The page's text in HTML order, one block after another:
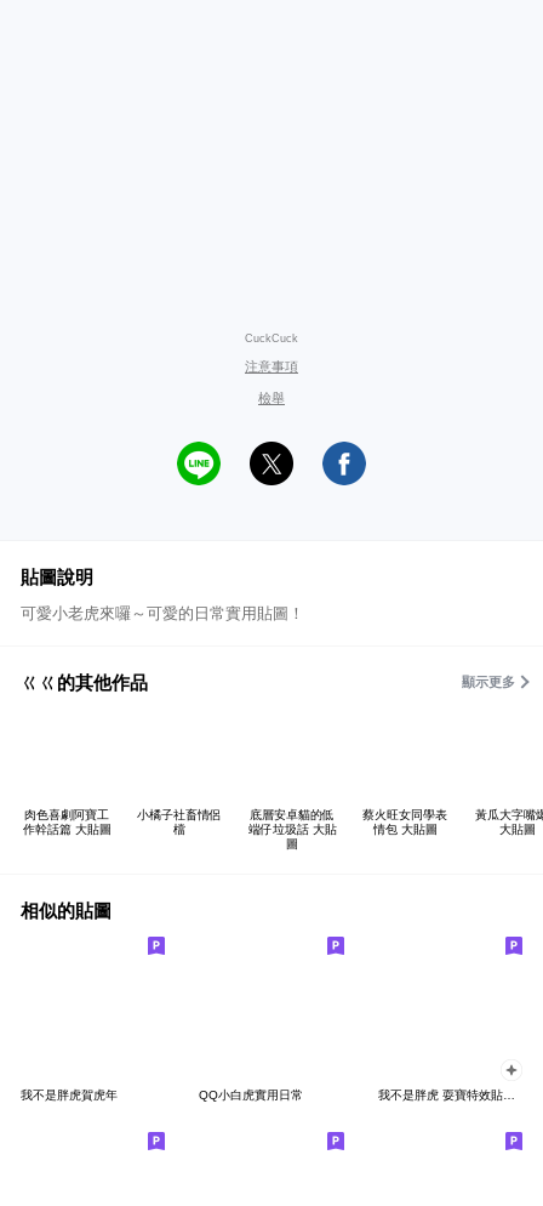
CuckCuck
注意事項
檢舉
貼圖說明
可愛小老虎來囉～可愛的日常實用貼圖！
ㄍㄍ的其他作品 顯示更多
肉色喜劇阿寶工
作幹話篇 大貼圖
小橘子社畜情侶
檔
底層安卓貓的低
端仔垃圾話 大貼
圖
蔡火旺女同學表
情包 大貼圖
黃瓜大字嘴
大貼圖
相似的貼圖
我不是胖虎賀虎年 QQ小白虎實用日常 我不是胖虎 耍寶特效貼圖☆